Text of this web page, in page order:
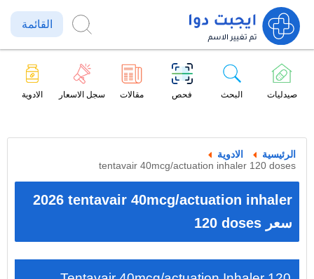
القائمة
صيدليات البحث فحص مقالات سجل الاسعار الادوية
الرئيسية
الادوية
tentavair 40mcg/actuation inhaler 120 doses
2026 tentavair 40mcg/actuation inhaler
120 doses سعر